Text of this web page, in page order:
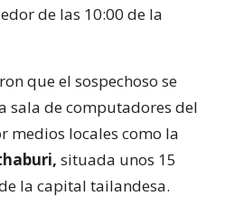
de las 10:00 de la
que el sospechoso se
sala de computadores del
medios locales como la
situada unos 15
la capital tailandesa.